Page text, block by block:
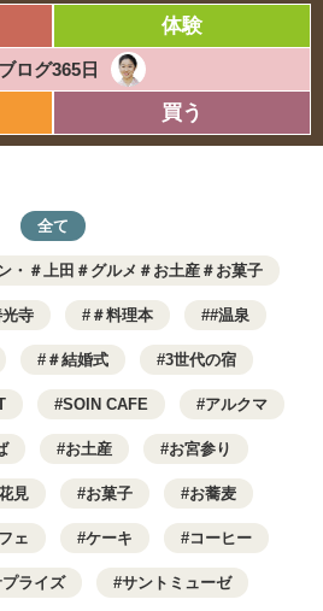
体験
ログ365日
買う
全て
・＃上田＃グルメ＃お土産＃お菓子
寺 ＃料理本 #温泉
＃結婚式 3世代の宿
SOIN CAFE アルクマ
お土産 お宮参り
見 お菓子 お蕎麦
ェ ケーキ コーヒー
ライズ サントミューゼ